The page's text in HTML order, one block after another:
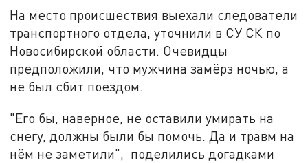
На место происшествия выехали следователи
транспортного отдела, уточнили в СУ СК по
Новосибирской области. Очевидцы
предположили, что мужчина замёрз ночью, а
не был сбит поездом.
"Его бы, наверное, не оставили умирать на
снегу, должны были бы помочь. Да и травм на
нём не заметили", ­ поделились догадками